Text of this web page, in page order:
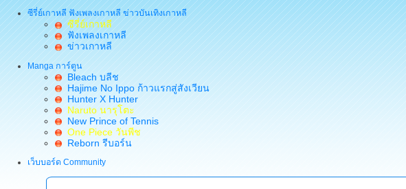
ซีรี่ย์เกาหลี ฟังเพลงเกาหลี ข่าวบันเทิงเกาหลี
ซีรี่ย์เกาหลี
ฟังเพลงเกาหลี
ข่าวเกาหลี
Manga การ์ตูน
Bleach บลีช
Hajime No Ippo ก้าวแรกสู่สังเวียน
Hunter X Hunter
Naruto นารุโตะ
New Prince of Tennis
One Piece วันพีช
Reborn รีบอร์น
เว็บบอร์ด Community